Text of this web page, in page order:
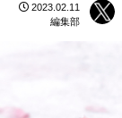
2023.02.11
編集部